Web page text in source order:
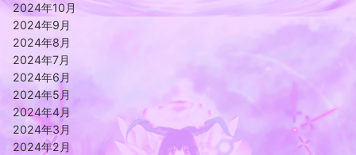
2024年10月
2024年9月
2024年8月
2024年7月
2024年6月
2024年5月
2024年4月
2024年3月
2024年2月